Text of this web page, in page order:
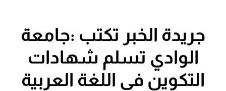
جريدة الخبر تكتب :جامعة
الوادي تسلم شهادات
التكوين في اللغة العربية